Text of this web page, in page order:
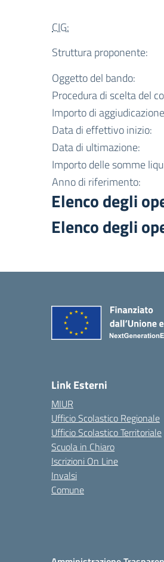
CIG:
Struttura proponente:
Oggetto del bando:
Procedura di scelta del
Importo di
Data di effettivo inizio:
Data di ultimazione:
Importo delle somme
Anno di riferimento:
Elenco degli
Elenco degli
Link Esterni
MIUR
Ufficio Scolastico Regionale
Ufficio Scolastico Territoriale
Scuola in Chiaro
Iscrizioni On Line
Invalsi
Comune